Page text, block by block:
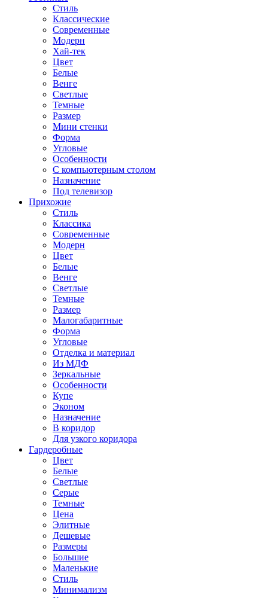
Стиль
Классические
Современные
Модерн
Хай-тек
Цвет
Белые
Венге
Светлые
Темные
Размер
Мини стенки
Форма
Угловые
Особенности
С компьютерным столом
Назначение
Под телевизор
Прихожие
Стиль
Классика
Современные
Модерн
Цвет
Белые
Венге
Светлые
Темные
Размер
Малогабаритные
Форма
Угловые
Отделка и материал
Из МДФ
Зеркальные
Особенности
Купе
Эконом
Назначение
В коридор
Для узкого коридора
Гардеробные
Цвет
Белые
Светлые
Серые
Темные
Цена
Элитные
Дешевые
Размеры
Большие
Маленькие
Стиль
Минимализм